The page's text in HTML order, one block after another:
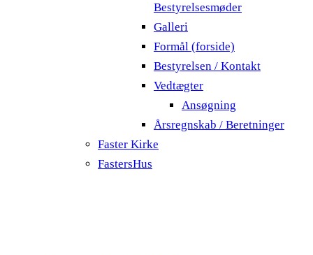
Bestyrelsesmøder
Galleri
Formål (forside)
Bestyrelsen / Kontakt
Vedtægter
Ansøgning
Årsregnskab / Beretninger
Faster Kirke
FastersHus